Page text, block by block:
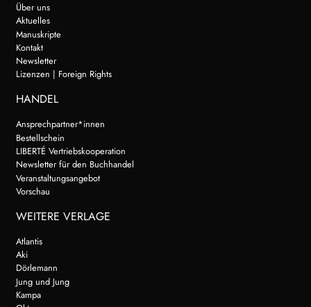
Über uns
Aktuelles
Manuskripte
Kontakt
Newsletter
Lizenzen | Foreign Rights
HANDEL
Ansprechpartner*innen
Bestellschein
LIBERTÉ Vertriebskooperation
Newsletter für den Buchhandel
Veranstaltungsangebot
Vorschau
WEITERE VERLAGE
Atlantis
Aki
Dörlemann
Jung und Jung
Kampa